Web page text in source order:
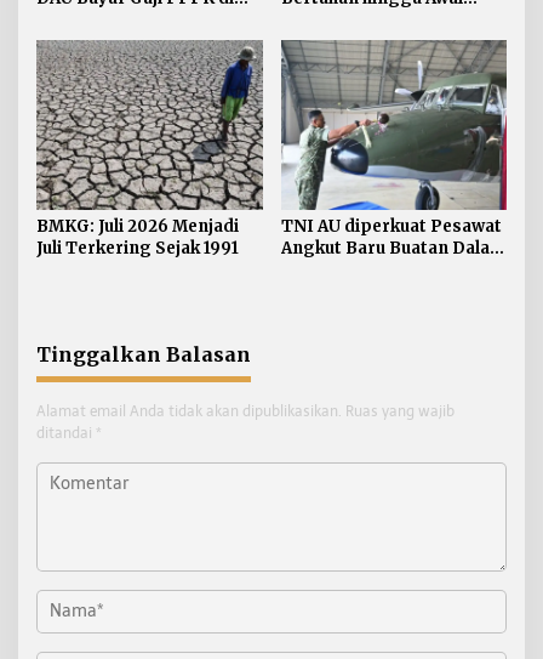
2027
BMKG: Juli 2026 Menjadi
Juli Terkering Sejak 1991
TNI AU diperkuat Pesawat
Angkut Baru Buatan Dalam
Tinggalkan Balasan
Alamat email Anda tidak akan dipublikasikan. Ruas yang wajib
ditandai *